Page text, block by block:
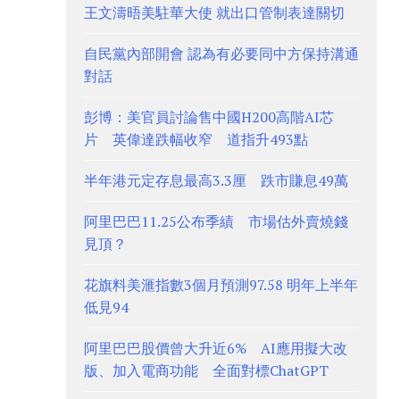
王文濤晤美駐華大使 就出口管制表達關切
自民黨內部開會 認為有必要同中方保持溝通
對話
彭博：美官員討論售中國H200高階AI芯
片 英偉達跌幅收窄 道指升493點
半年港元定存息最高3.3厘 跌市賺息49萬
阿里巴巴11.25公布季績 市場估外賣燒錢
見頂？
花旗料美滙指數3個月預測97.58 明年上半年
低見94
阿里巴巴股價曾大升近6% AI應用擬大改
版、加入電商功能 全面對標ChatGPT